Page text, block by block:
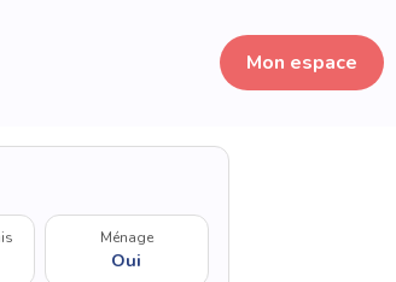
Mon espace
Ménage
Oui